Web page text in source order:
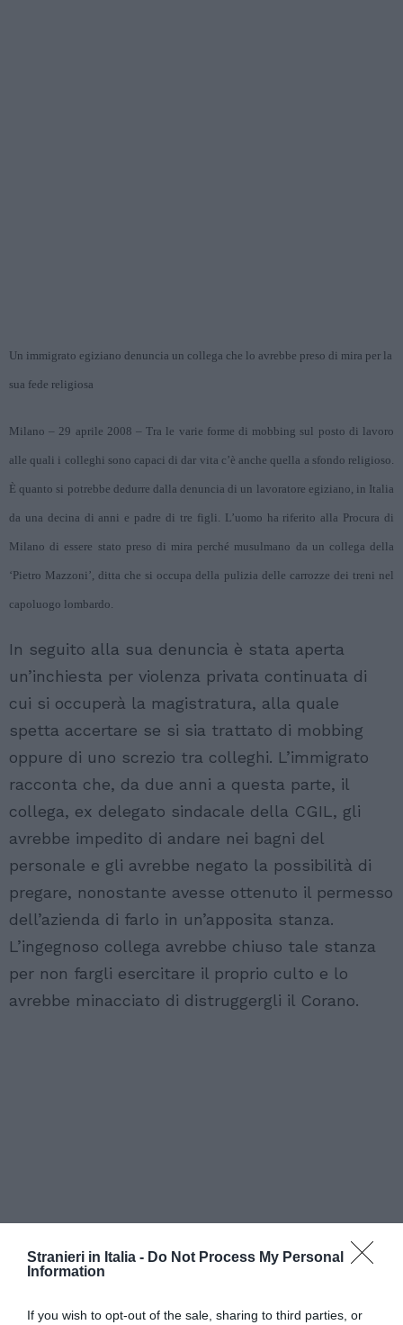
Stranieri in Italia - Do Not Process My Personal
Information
If you wish to opt-out of the sale, sharing to third parties, or
Un immigrato egiziano denuncia un collega che lo avrebbe preso di mira per la
sua fede religiosa
Milano – 29 aprile 2008 – Tra le varie forme di mobbing sul posto di lavoro
alle quali i colleghi sono capaci di dar vita c’è anche quella a sfondo religioso.
È quanto si potrebbe dedurre dalla denuncia di un lavoratore egiziano, in Italia
da una decina di anni e padre di tre figli. L’uomo ha riferito alla Procura di
Milano di essere stato preso di mira perché musulmano da un collega della
‘Pietro Mazzoni’, ditta che si occupa della pulizia delle carrozze dei treni nel
capoluogo lombardo.
In seguito alla sua denuncia è stata aperta
un’inchiesta per violenza privata continuata di
cui si occuperà la magistratura, alla quale
spetta accertare se si sia trattato di mobbing
oppure di uno screzio tra colleghi. L’immigrato
racconta che, da due anni a questa parte, il
collega, ex delegato sindacale della CGIL, gli
avrebbe impedito di andare nei bagni del
personale e gli avrebbe negato la possibilità di
pregare, nonostante avesse ottenuto il permesso
dell’azienda di farlo in un’apposita stanza.
L’ingegnoso collega avrebbe chiuso tale stanza
per non fargli esercitare il proprio culto e lo
avrebbe minacciato di distruggergli il Corano.